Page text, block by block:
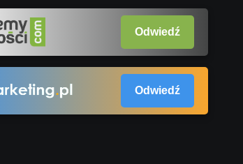
Odwiedź
Odwiedź